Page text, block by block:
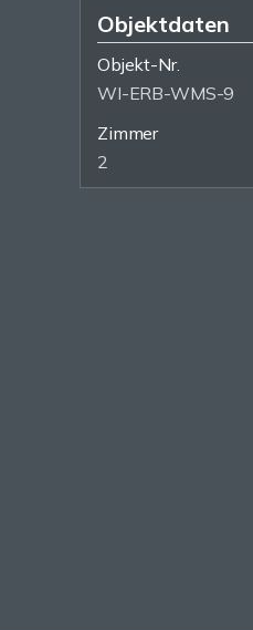
Objektdaten
Objekt-Nr.
WI-ERB-WMS-9
Zimmer
2